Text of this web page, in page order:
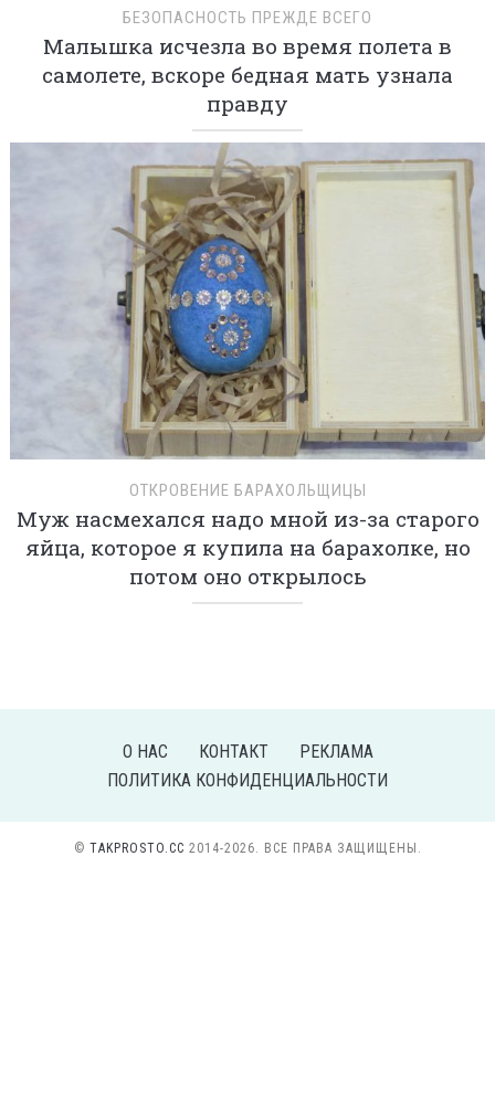
БЕЗОПАСНОСТЬ ПРЕЖДЕ ВСЕГО
Малышка исчезла во время полета в
самолете, вскоре бедная мать узнала
правду
ОТКРОВЕНИЕ БАРАХОЛЬЩИЦЫ
Муж насмехался надо мной из-за старого
яйца, которое я купила на барахолке, но
потом оно открылось
О НАС КОНТАКТ
РЕКЛАМА
ПОЛИТИКА КОНФИДЕНЦИАЛЬНОСТИ
© TAKPROSTO.CC 2014-2026. ВСЕ ПРАВА ЗАЩИЩЕНЫ.